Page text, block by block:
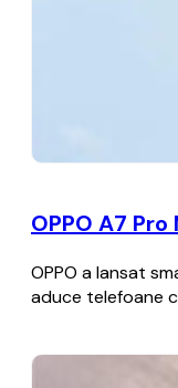
OPPO A7
OPPO a lansat
aduce telefoane